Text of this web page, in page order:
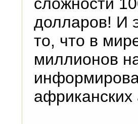
долларов! И
то, что в
миллионов